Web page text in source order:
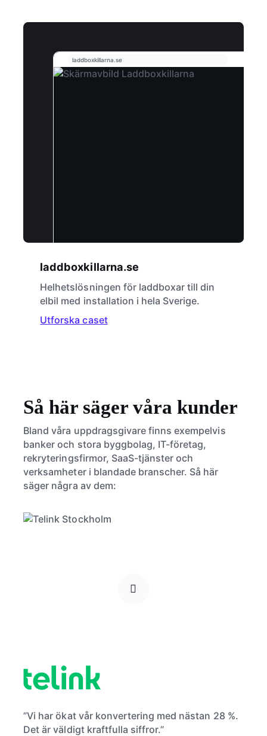
laddboxkillarna.se
Helhetslösningen för laddboxar till din
elbil med installation i hela Sverige.
Utforska caset
Så här säger våra kunder
Bland våra uppdragsgivare finns exempelvis
banker och stora byggbolag, IT-företag,
rekryteringsfirmor, SaaS-tjänster och
verksamheter i blandade branscher. Så här
säger några av dem:
”Vi har ökat vår konvertering med nästan 28 %.
Det är väldigt kraftfulla siffror.”